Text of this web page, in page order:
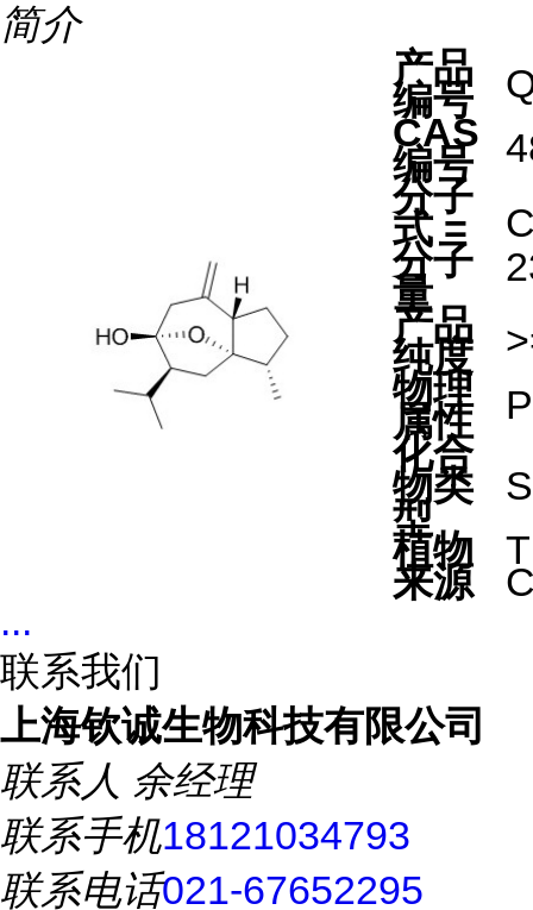
简介
产品
编号
CAS
编号
分子
式 =
分子
量
产品
纯度
物理
属性
化合
物类
型
植物
来源
...
联系我们
上海钦诚生物科技有限公司
联系人 余经理
联系手机18121034793
联系电话021-67652295